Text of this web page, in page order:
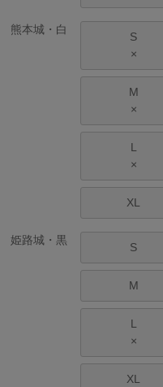
熊本城・白
S
×
M
×
L
×
XL
姫路城・黒
S
M
L
×
XL